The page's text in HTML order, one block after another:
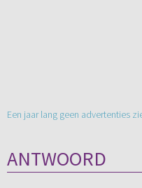
Een jaar lang geen advertenties
ANTWOORD